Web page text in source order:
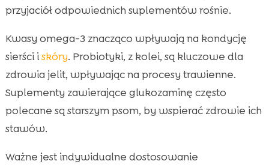
przyjaciół odpowiednich suplementów rośnie.
Kwasy omega-3 znacząco wpływają na kondycję
sierści iskóry. Probiotyki, z kolei, są kluczowe dla
zdrowia jelit, wpływając na procesy trawienne.
Suplementy zawierające glukozaminę często
polecane są starszym psom, by wspierać zdrowie ich
stawów.
Ważne jest indywidualne dostosowanie